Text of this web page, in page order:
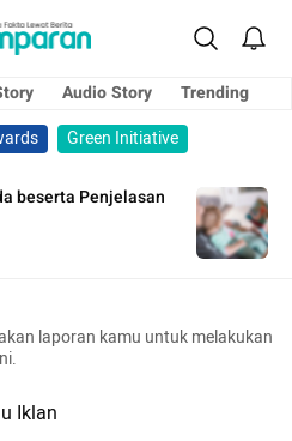
Audio Story
Trending
Green Initiative
beserta Penjelasan
laporan kamu untuk melakukan
Iklan